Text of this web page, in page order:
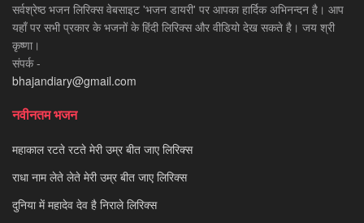
सर्वश्रेष्ठ भजन लिरिक्स वेबसाइट 'भजन डायरी' पर आपका हार्दिक अभिनन्दन है। आप
यहाँ पर सभी प्रकार के भजनों के हिंदी लिरिक्स और वीडियो देख सकते है। जय श्री
कृष्णा।
संपर्क -
bhajandiary@gmail.com
नवीनतम भजन
महाकाल रटते रटते मेरी उम्र बीत जाए लिरिक्स
राधा नाम लेते लेते मेरी उम्र बीत जाए लिरिक्स
दुनिया में महादेव देव है निराले लिरिक्स